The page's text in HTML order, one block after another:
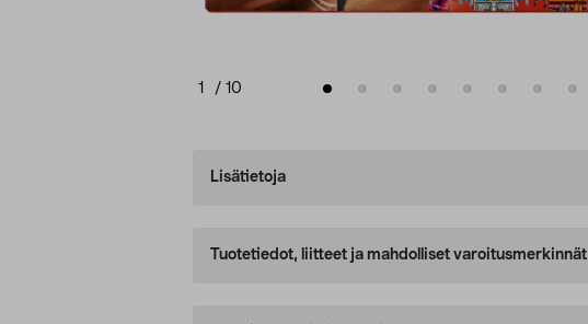
1 / 10
Lisätietoja
Tuotetiedot, liitteet ja mahdolliset varoitusmerkinnät